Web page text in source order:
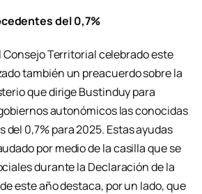
del 0,7%
Consejo Territorial celebrado este
también un preacuerdo sobre la
que dirige Bustinduy para
autonómicos las conocidas
0,7% para 2025. Estas ayudas
por medio de la casilla que se
durante la Declaración de la
este año destaca, por un lado, que